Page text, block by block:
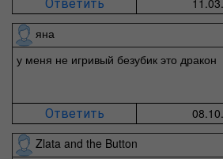
Ответить
яна
у меня не игривый безубик это дракон
Ответить
Zlata and the Button